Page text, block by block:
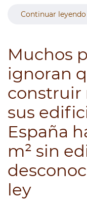
Continuar leyendo
Muchos
ignoran
construir
sus
España
m² sin
ley